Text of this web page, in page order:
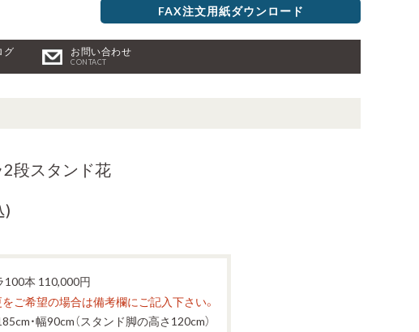
FAX注文用紙ダウンロード
グ お問い合わせ
CONTACT
段スタンド花
)
本 110,000円
ご希望の場合は備考欄にご記入下さい。
・幅90cm（スタンド脚の高さ120cm）